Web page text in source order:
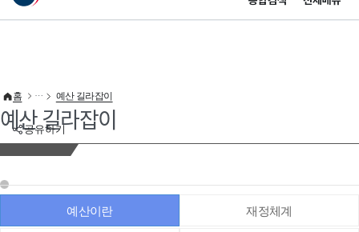
이 누리집은 대한민국 공식 전자정부 누리집입니다.
공유하기
홈 예산 길라잡이
예산 길라잡이
예산이란 재정체계